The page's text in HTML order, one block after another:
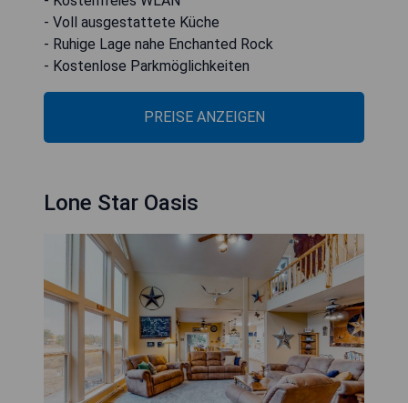
- Voll ausgestattete Küche
- Ruhige Lage nahe Enchanted Rock
- Kostenlose Parkmöglichkeiten
PREISE ANZEIGEN
Lone Star Oasis